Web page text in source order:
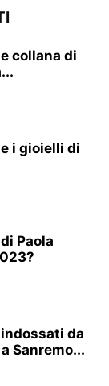
collana di
i gioielli di
Paola
da
Sanremo...